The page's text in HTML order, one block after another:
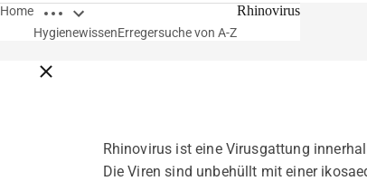
Home Breadcrumbs öffnen
Breadcrumbs schließen
HygienewissenErregersuche von A-Z
Rhinovirus
Rhinovirus ist eine Virusgattung
Die Viren sind unbehüllt mit einer